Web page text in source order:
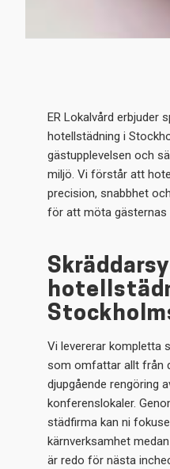
ER Lokalvård erbjuder
hotellstädning i
gästupplevelsen och
miljö. Vi förstår att
precision, snabbhet
för att möta gästernas
Vi levererar kompletta
som omfattar allt från
djupgående rengöring
konferenslokaler.
städfirma kan ni
kärnverksamhet
är redo för nästa